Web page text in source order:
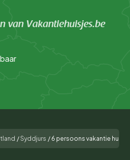
van Vakantiehuisjes.be
/Syddjurs / 6 persoons vakantie huis